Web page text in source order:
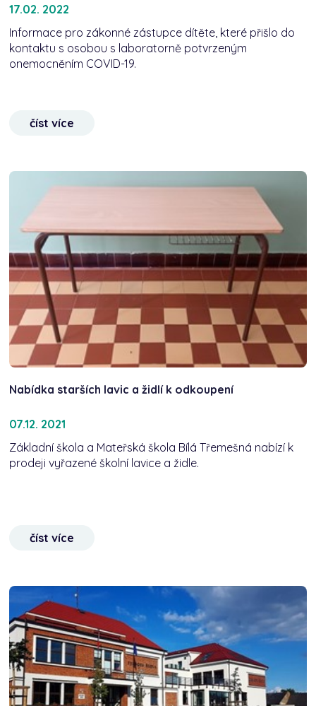
17.02. 2022
Informace pro zákonné zástupce dítěte, které přišlo do
kontaktu s osobou s laboratorně potvrzeným
onemocněním COVID-19.
číst více
Nabídka starších lavic a židlí k odkoupení
07.12. 2021
Základní škola a Mateřská škola Bílá Třemešná nabízí k
prodeji vyřazené školní lavice a židle.
číst více